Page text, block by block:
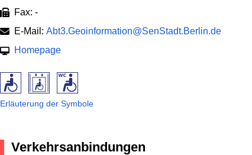
Fax: -
E-Mail: Abt3.Geoinformation@SenStadt.Berlin.de
Homepage
Erläuterung der Symbole
Verkehrsanbindungen